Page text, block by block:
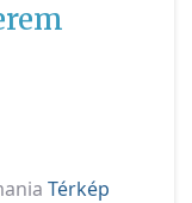
Térkép